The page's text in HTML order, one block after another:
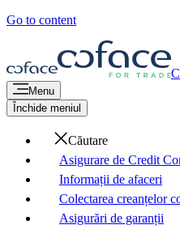
Go to content
Menu
Închide meniul
Căutare
Asigurare de Credit
Informații de afaceri
Colectarea creanțelor
Asigurări de garanții